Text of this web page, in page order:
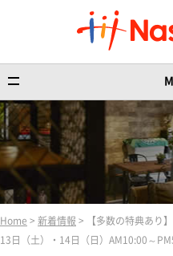
Home > 新着情報 > 【多数の特典あり
13日（土）・14日（日）AM10:00～